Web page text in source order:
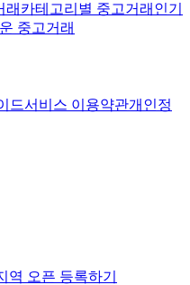
래 카테고리별 중고거래 인기
중고거래
드서비스 이용약관개인정
역 오픈 등록하기